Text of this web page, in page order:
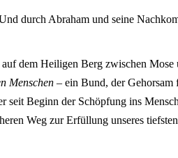
durch Abraham und seine
auf dem Heiligen Berg zwischen Mose
Menschen – ein Bund, der Gehorsam
seit Beginn der Schöpfung ins
Weg zur Erfüllung unseres